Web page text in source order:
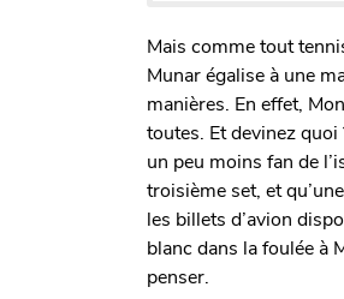
Mais comme tout
Munar égalise à une
manières. En effet,
toutes. Et devinez
un peu moins fan de
troisième set, et
les billets d’avion
blanc dans la foulée à
penser.